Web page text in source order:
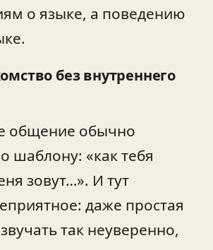
о языке, а поведению
без внутреннего
общение обычно
шаблону: «как тебя
зовут…». И тут
даже простая
так неуверенно,